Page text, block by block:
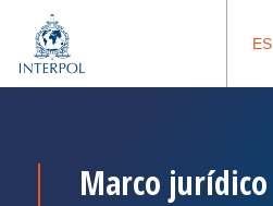
ES
Marco jurídico